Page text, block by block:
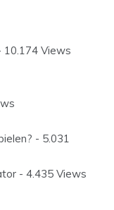
10.174 Views
- 5.031
- 4.435 Views